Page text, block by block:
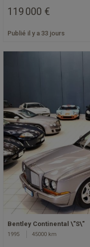
119 000 €
Publié il y a 33 jours
Bentley Continental \"S\"
1995 45000 km